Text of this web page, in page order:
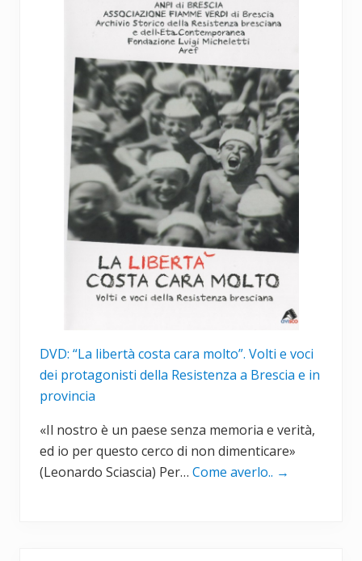
DVD: “La libertà costa cara molto”. Volti e voci
dei protagonisti della Resistenza a Brescia e in
provincia
«Il nostro è un paese senza memoria e verità,
ed io per questo cerco di non dimenticare»
(Leonardo Sciascia) Per… Come averlo.. →